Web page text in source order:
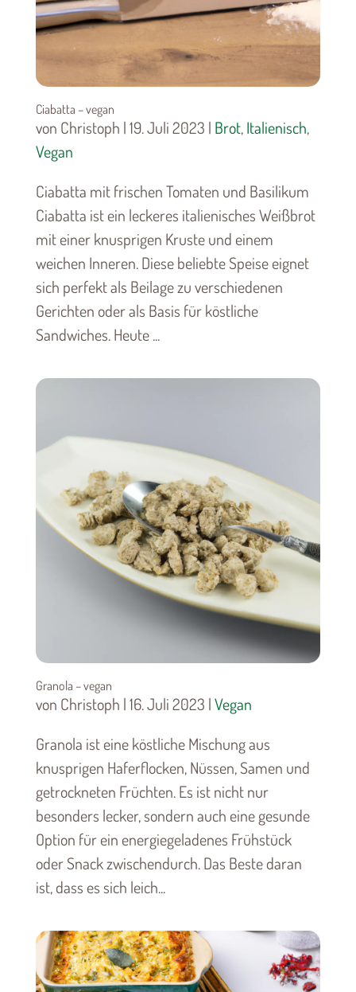
Ciabatta – vegan
von Christoph | 19. Juli 2023 | Brot,Italienisch,
Vegan
Ciabatta mit frischen Tomaten und Basilikum
Ciabatta ist ein leckeres italienisches Weißbrot
mit einer knusprigen Kruste und einem
weichen Inneren. Diese beliebte Speise eignet
sich perfekt als Beilage zu verschiedenen
Gerichten oder als Basis für köstliche
Sandwiches. Heute ...
Granola – vegan
von Christoph | 16. Juli 2023 |Vegan
Granola ist eine köstliche Mischung aus
knusprigen Haferflocken, Nüssen, Samen und
getrockneten Früchten. Es ist nicht nur
besonders lecker, sondern auch eine gesunde
Option für ein energiegeladenes Frühstück
oder Snack zwischendurch. Das Beste daran
ist, dass es sich leich...